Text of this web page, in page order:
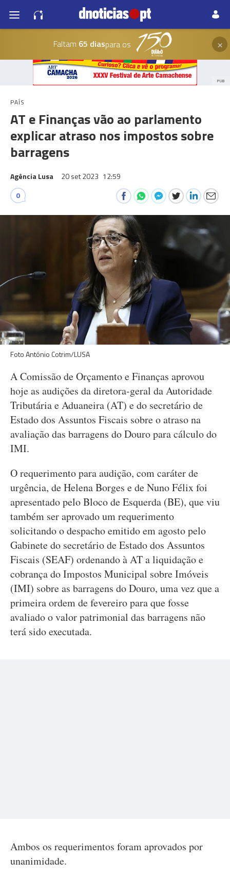
Faltam 65 diaspara os ×
PUB
PAÍS
AT e Finanças vão ao parlamento
explicar atraso nos impostos sobre
barragens
Agência Lusa 20 set 2023 12:59
0
Foto António Cotrim/LUSA
A Comissão de Orçamento e Finanças aprovou
hoje as audições da diretora-geral da Autoridade
Tributária e Aduaneira (AT) e do secretário de
Estado dos Assuntos Fiscais sobre o atraso na
avaliação das barragens do Douro para cálculo do
IMI.
O requerimento para audição, com caráter de
urgência, de Helena Borges e de Nuno Félix foi
apresentado pelo Bloco de Esquerda (BE), que viu
também ser aprovado um requerimento
solicitando o despacho emitido em agosto pelo
Gabinete do secretário de Estado dos Assuntos
Fiscais (SEAF) ordenando à AT a liquidação e
cobrança do Impostos Municipal sobre Imóveis
(IMI) sobre as barragens do Douro, uma vez que a
primeira ordem de fevereiro para que fosse
avaliado o valor patrimonial das barragens não
terá sido executada.
Ambos os requerimentos foram aprovados por
unanimidade.